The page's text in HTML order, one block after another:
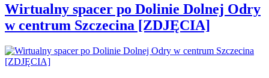
Wirtualny spacer po Dolinie Dolnej Odry
w centrum Szczecina [ZDJĘCIA]